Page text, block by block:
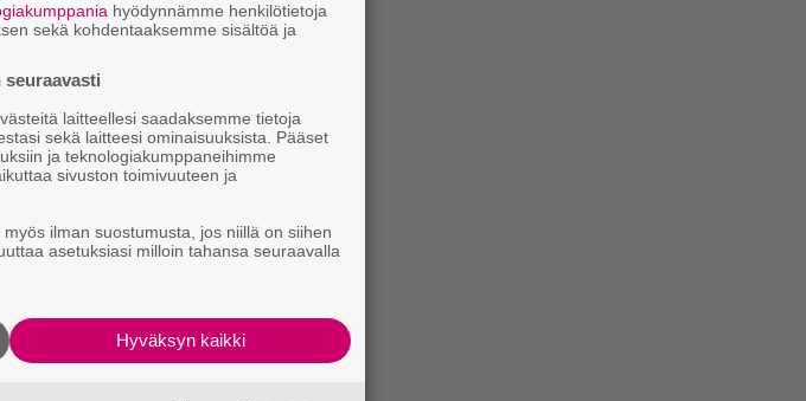
hyödynnämme henkilötietoja
sekä kohdentaaksemme sisältöä ja
laitteellesi saadaksemme tietoja
sekä laitteesi ominaisuuksista. Pääset
ja teknologiakumppaneihimme
sivuston toimivuuteen ja
ilman suostumusta, jos niillä on siihen
asetuksiasi milloin tahansa seuraavalla
Hyväksyn kaikki